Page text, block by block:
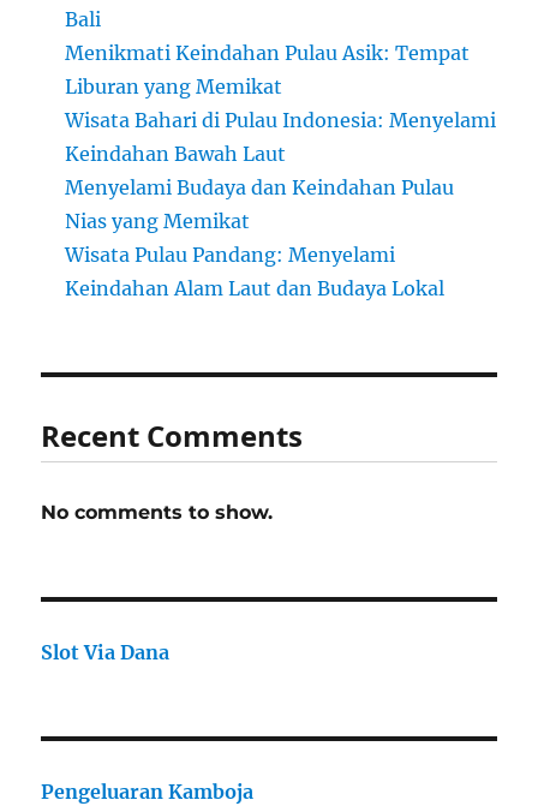
Bali
Menikmati Keindahan Pulau Asik: Tempat
Liburan yang Memikat
Wisata Bahari di Pulau Indonesia: Menyelami
Keindahan Bawah Laut
Menyelami Budaya dan Keindahan Pulau
Nias yang Memikat
Wisata Pulau Pandang: Menyelami
Keindahan Alam Laut dan Budaya Lokal
Recent Comments
No comments to show.
Slot Via Dana
Pengeluaran Kamboja